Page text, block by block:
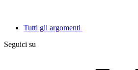
Tutti gli argomenti
Seguici su